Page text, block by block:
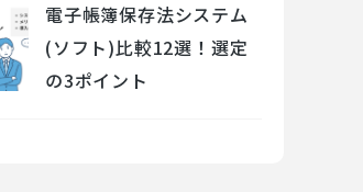
電子帳簿保存法システム
(ソフト)比較12選！選定
の3ポイント